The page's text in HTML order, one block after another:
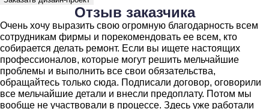
Отзыв заказчика
Очень хочу выразить свою огромную благодарность всем
сотрудникам фирмы и порекомендовать ее всем, кто
собирается делать ремонт. Если вы ищете настоящих
профессионалов, которые могут решить мельчайшие
проблемы и выполнить все свои обязательства,
обращайтесь только сюда. Подписали договор, оговорили
все мельчайшие детали и внесли предоплату. Потом мы
вообще не участвовали в процессе. Здесь уже работали